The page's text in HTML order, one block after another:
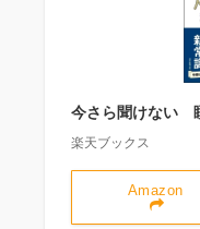
今さら聞けない
楽天ブックス
Amazon